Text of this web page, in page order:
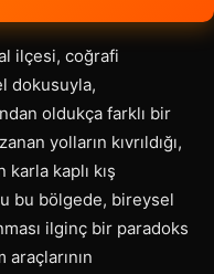
ilçesi, coğrafi
dokusuyla,
oldukça farklı bir
yolların kıvrıldığı,
karla kaplı kış
bu bölgede, bireysel
ilginç bir paradoks